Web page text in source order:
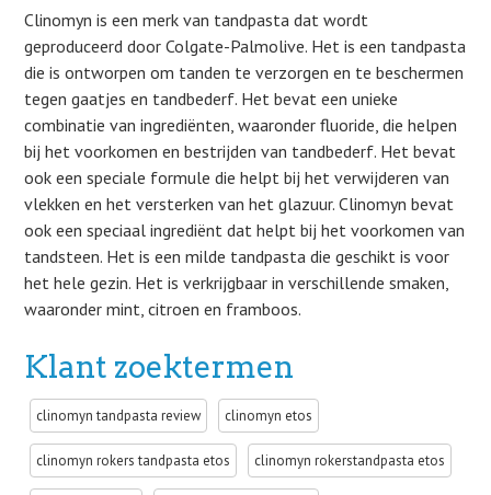
Clinomyn is een merk van tandpasta dat wordt
geproduceerd door Colgate-Palmolive. Het is een tandpasta
die is ontworpen om tanden te verzorgen en te beschermen
tegen gaatjes en tandbederf. Het bevat een unieke
combinatie van ingrediënten, waaronder fluoride, die helpen
bij het voorkomen en bestrijden van tandbederf. Het bevat
ook een speciale formule die helpt bij het verwijderen van
vlekken en het versterken van het glazuur. Clinomyn bevat
ook een speciaal ingrediënt dat helpt bij het voorkomen van
tandsteen. Het is een milde tandpasta die geschikt is voor
het hele gezin. Het is verkrijgbaar in verschillende smaken,
waaronder mint, citroen en framboos.
Klant zoektermen
clinomyn tandpasta review clinomyn etos
clinomyn rokers tandpasta etos clinomyn rokerstandpasta etos